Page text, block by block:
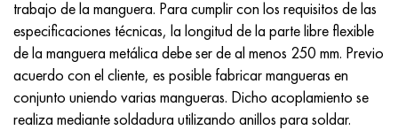
trabajo de la manguera. Para cumplir con los requisitos de las
especificaciones técnicas, la longitud de la parte libre flexible
de la manguera metálica debe ser de al menos 250 mm. Previo
acuerdo con el cliente, es posible fabricar mangueras en
conjunto uniendo varias mangueras. Dicho acoplamiento se
realiza mediante soldadura utilizando anillos para soldar.
Nitrónico 60
Nitronik 75
81HMA
Tipos de aleaciones de precisión
ХН78Т
HN80TBY
40 titanio
Aleación 31 - 1.4562
Aleación 254smo® - 1.4547
37X12N8G8MFB
40X10X2M
34khn3ma, 36NiCrMo16, 35NiCrMo16
35hgs, 35hgs